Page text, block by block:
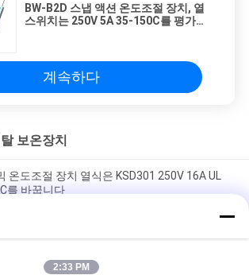
BW-B2D 스냅 액션 온도조절 장치, 열
스위치는 250V 5A 35-150C를 평가했
계속하다
보온장치
온도조절 장치 열식은 KSD301 250V 16A UL
를 바꿉니다
냅 액션 서모, 저온 제한된 제어 스위치 H31
두금속 보온장치 AC 125V 250V 힘은
2:33 PM